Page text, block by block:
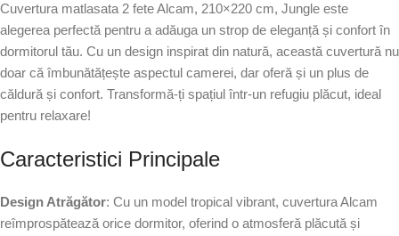
Cuvertura matlasata 2 fete Alcam, 210×220 cm, Jungle este
alegerea perfectă pentru a adăuga un strop de eleganță și confort în
dormitorul tău. Cu un design inspirat din natură, această cuvertură nu
doar că îmbunătățește aspectul camerei, dar oferă și un plus de
căldură și confort. Transformă-ți spațiul într-un refugiu plăcut, ideal
pentru relaxare!
Caracteristici Principale
Design Atrăgător: Cu un model tropical vibrant, cuvertura Alcam
reîmprospătează orice dormitor, oferind o atmosferă plăcută și